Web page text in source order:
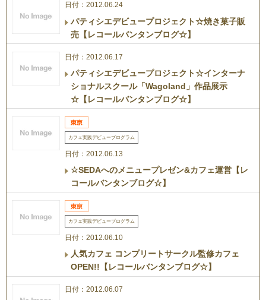
日付：2012.06.24
パティシエデビュープロジェクト☆焼き菓子販
売【レコールバンタンブログ☆】
日付：2012.06.17
パティシエデビュープロジェクト☆インターナ
ショナルスクール「Wagoland」作品展示
☆【レコールバンタンブログ☆】
カフェ実践デビュープログラム
日付：2012.06.13
☆SEDAへのメニュープレゼン&カフェ運営【レ
コールバンタンブログ☆】
カフェ実践デビュープログラム
日付：2012.06.10
人気カフェ コンプリートサークル監修カフェ
OPEN!!【レコールバンタンブログ☆】
日付：2012.06.07